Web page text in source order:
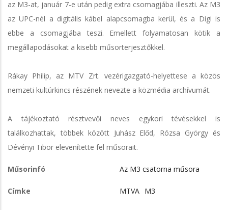
az M3-at, január 7-e után pedig extra csomagjába illeszti. Az M3
az UPC-nél a digitális kábel alapcsomagba kerül, és a Digi is
ebbe a csomagjába teszi. Emellett folyamatosan kötik a
megállapodásokat a kisebb műsorterjesztőkkel.
Rákay Philip, az MTV Zrt. vezérigazgató-helyettese a közös
nemzeti kultúrkincs részének nevezte a közmédia archívumát.
A tájékoztató résztvevői neves egykori tévésekkel is
találkozhattak, többek között Juhász Előd, Rózsa György és
Dévényi Tibor elevenítette fel műsorait.
Műsorinfó Az M3 csatorna műsora
Címke MTVA M3